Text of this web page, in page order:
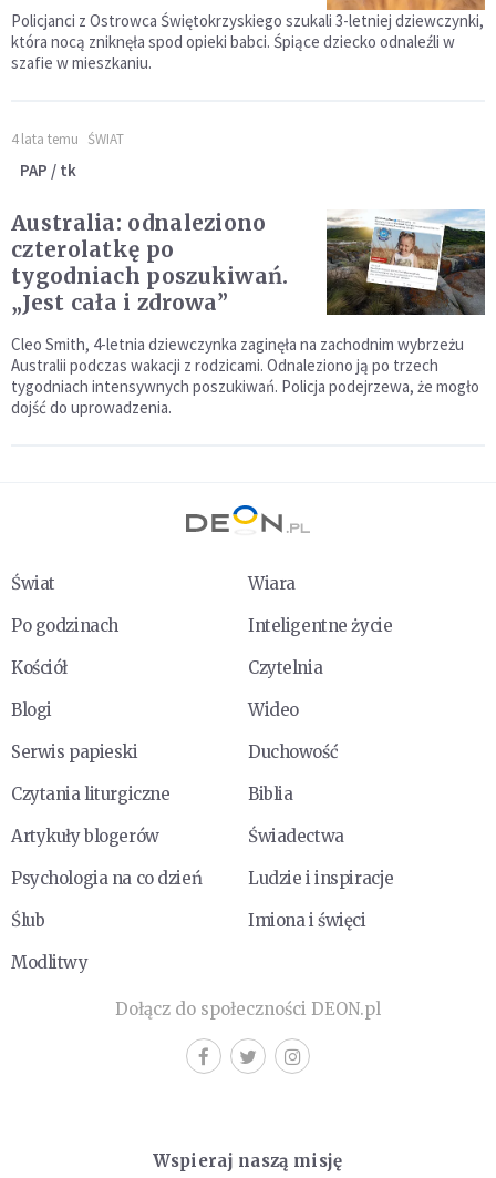
Policjanci z Ostrowca Świętokrzyskiego szukali 3-letniej dziewczynki,
która nocą zniknęła spod opieki babci. Śpiące dziecko odnaleźli w
szafie w mieszkaniu.
4 lata temu ŚWIAT
PAP / tk
Australia: odnaleziono
czterolatkę po
tygodniach poszukiwań.
„Jest cała i zdrowa”
Cleo Smith, 4-letnia dziewczynka zaginęła na zachodnim wybrzeżu
Australii podczas wakacji z rodzicami. Odnaleziono ją po trzech
tygodniach intensywnych poszukiwań. Policja podejrzewa, że mogło
dojść do uprowadzenia.
Świat
Wiara
Po godzinach
Inteligentne życie
Kościół
Czytelnia
Blogi
Wideo
Serwis papieski
Duchowość
Czytania liturgiczne
Biblia
Artykuły blogerów
Świadectwa
Psychologia na co dzień
Ludzie i inspiracje
Ślub
Imiona i święci
Modlitwy
Dołącz do społeczności DEON.pl
Wspieraj naszą misję